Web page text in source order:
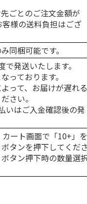
ごとのご注文金額が
様の送料負担はござ
同梱可能です。
発送いたします。
っております。
って、お届けが遅れる
さい。
いはご入金確認後の発
ート画面で「10+」を
タンを押下してくださ
タン押下時の数量選